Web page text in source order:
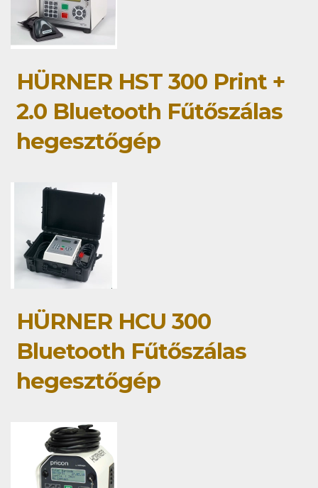
HÜRNER HST 300 Print +
2.0 Bluetooth Fűtőszálas
hegesztőgép
HÜRNER HCU 300
Bluetooth Fűtőszálas
hegesztőgép